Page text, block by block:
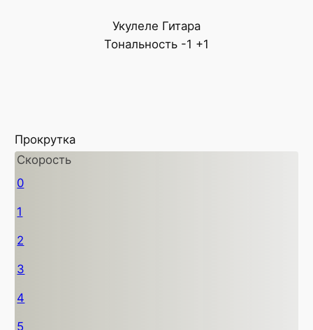
Укулеле Гитара
Тональность -1 +1
Прокрутка
Скорость
0
1
2
3
4
5